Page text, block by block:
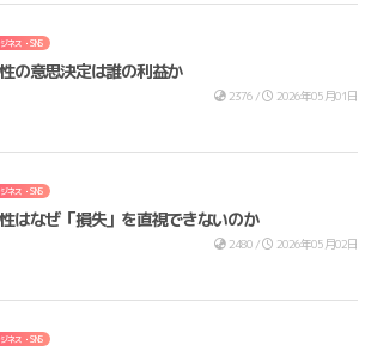
ネス・SNS
の意思決定は誰の利益か
2376 / 2026年05月01日
ネス・SNS
はなぜ「損失」を直視できないのか
2480 / 2026年05月02日
ネス・SNS